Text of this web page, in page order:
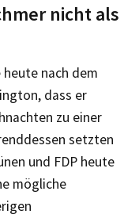
nicht als
nach dem
dass er
zu einer
setzten
und FDP heute
mögliche